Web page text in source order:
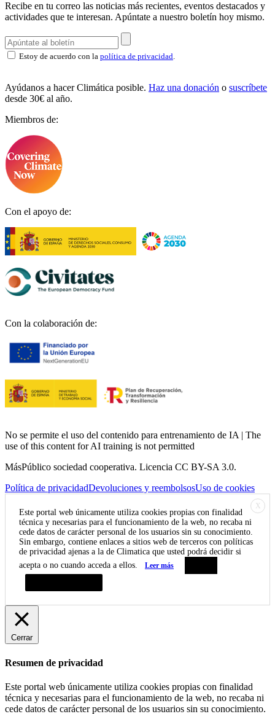
Recibe en tu correo las noticias más recientes, eventos destacados y
actividades que te interesan. Apúntate a nuestro boletín hoy mismo.
Estoy de acuerdo con la política de privacidad.
Ayúdanos a hacer Climática posible. Haz una donación o suscríbete
desde 30€ al año.
Miembros de:
Con el apoyo de:
Con la colaboración de:
No se permite el uso del contenido para entrenamiento de IA | The
use of this content for AI training is not permitted
MásPúblico sociedad cooperativa. Licencia CC BY-SA 3.0.
Política de privacidadDevoluciones y reembolsosUso de cookies
X
Este portal web únicamente utiliza cookies propias con finalidad
técnica y necesarias para el funcionamiento de la web, no recaba ni
cede datos de carácter personal de los usuarios sin su conocimiento.
Sin embargo, contiene enlaces a sitios web de terceros con políticas
de privacidad ajenas a la de Climatica que usted podrá decidir si
acepta o no cuando acceda a ellos.
Leer más
Cerrar
Resumen de privacidad
Este portal web únicamente utiliza cookies propias con finalidad
técnica y necesarias para el funcionamiento de la web, no recaba ni
cede datos de carácter personal de los usuarios sin su conocimiento.